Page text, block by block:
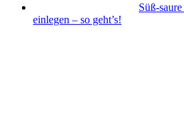
Süß-
einlegen – so geht’s!